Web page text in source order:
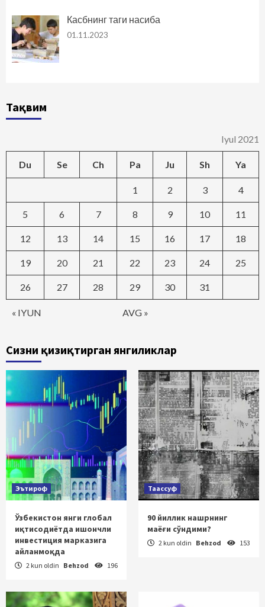
Касбнинг таги насиба
01.11.2023
Тақвим
Iyul 2021
Du Se Ch Pa Ju Sh Ya
« IYUN AVG »
1 2 3 4
5 6 7 8 9 10 11
12 13 14 15 16 17 18
19 20 21 22 23 24 25
26 27 28 29 30 31
Сизни қизиқтирган янгиликлар
Эътироф
Ўзбекистон янги глобал
иқтисодиётда ишончли
инвестиция марказига
айланмоқда
2 kun oldin Behzod 196
Таассуф
90 йиллик нашрнинг
маёғи сўндими?
2 kun oldin Behzod 153